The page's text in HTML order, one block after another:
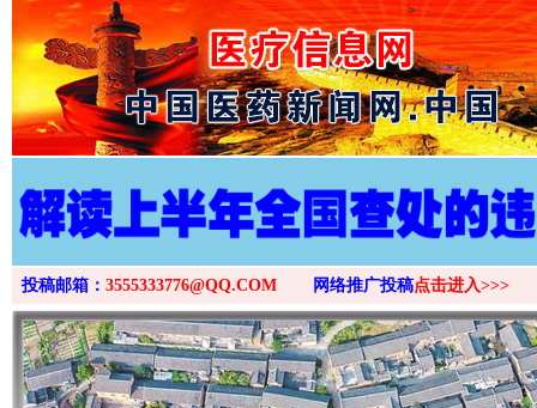
>
投稿邮箱： 3555333776@QQ.COM 网络推广投稿点击进入>>>